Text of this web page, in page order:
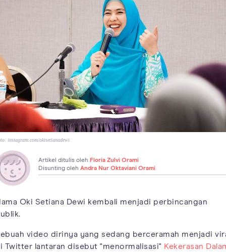
instagram.com/okisetianadewi
Artikel ditulis oleh Floria Zulvi Orami
Disunting oleh Andra Nur Oktaviani Orami
Oki Setiana Dewi kembali menjadi perbincangan
video dirinya yang sedang berceramah menjadi
Twitter lantaran disebut "menormalisasi" Kekerasan